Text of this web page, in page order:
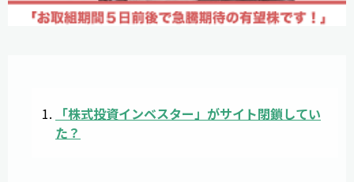
「株式投資インベスター」がサイト閉鎖してい
た？